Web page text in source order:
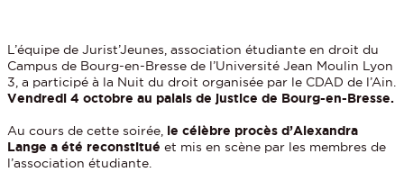
L’équipe de Jurist’Jeunes, association étudiante en droit du
Campus de Bourg-en-Bresse de l’Université Jean Moulin Lyon
3, a participé à la Nuit du droit organisée par le CDAD de l’Ain.
Vendredi 4 octobre au palais de justice de Bourg-en-Bresse.
Au cours de cette soirée, le célèbre procès d’Alexandra
Lange a été reconstitué et mis en scène par les membres de
l’association étudiante.